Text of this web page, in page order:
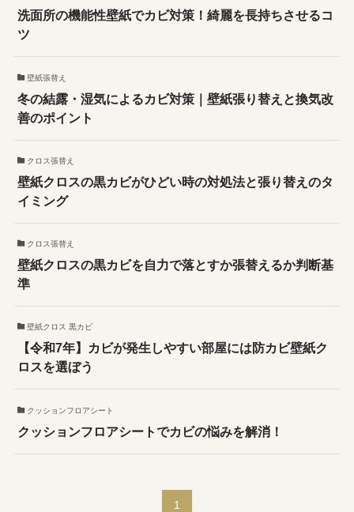
洗面所の機能性壁紙でカビ対策！綺麗を長持ちさせるコ
ツ
壁紙張替え
冬の結露・湿気によるカビ対策｜壁紙張り替えと換気改
善のポイント
クロス張替え
壁紙クロスの黒カビがひどい時の対処法と張り替えのタ
イミング
クロス張替え
壁紙クロスの黒カビを自力で落とすか張替えるか判断基
準
壁紙クロス 黒カビ
【令和7年】カビが発生しやすい部屋には防カビ壁紙ク
ロスを選ぼう
クッションフロアシート
クッションフロアシートでカビの悩みを解消！
1